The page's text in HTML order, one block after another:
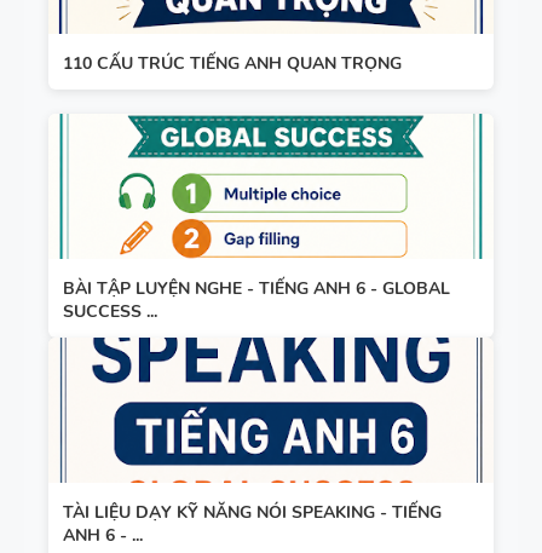
4 -
CAMBRIDG
SPEAKING
WHEEL -
TIẾNG ANH
5 - GLOBAL
SUCCESS
BẢNG
WORD
FORM
THEO TỪNG
UNIT ( CÓ
MỞ RỘNG )
110 CẤU TRÚC TIẾNG ANH QUAN TRỌNG
BÀI TẬP LUYỆN NGHE - TIẾNG ANH 6 - GLOBAL
SUCCESS ...
TÀI LIỆU DẠY KỸ NĂNG NÓI SPEAKING - TIẾNG
ANH 6 - ...